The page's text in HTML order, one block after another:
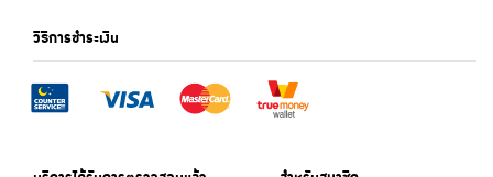
วิธีการชำระเงิน